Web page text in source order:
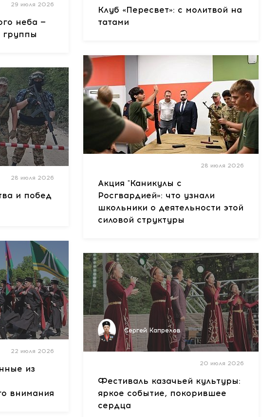
29 июля 2026
неба —
группы
28 июля 2026
и побед
22 июля 2026
из
внимания
Клуб «Пересвет»: с молитвой на
татами
28 июля 2026
Акция "Каникулы с
Росгвардией»: что узнали
школьники о деятельности этой
силовой структуры
Сергей Капрелов
20 июля 2026
Фестиваль казачьей культуры:
яркое событие, покорившее
сердца